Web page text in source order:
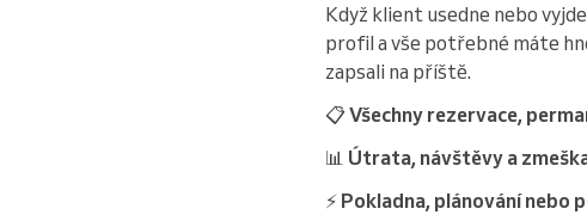
Když klient usedne nebo
profil a vše potřebné máte
zapsali na příště.
📋Všechny rezervace,
📊 Útrata, návštěvy a
⚡ Pokladna, plánování nebo